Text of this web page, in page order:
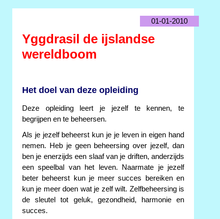
01-01-2010
Yggdrasil de ijslandse
wereldboom
Het doel van deze opleiding
Deze opleiding leert je jezelf te kennen, te
begrijpen en te beheersen.
Als je jezelf beheerst kun je je leven in eigen hand
nemen. Heb je geen beheersing over jezelf, dan
ben je enerzijds een slaaf van je driften, anderzijds
een speelbal van het leven. Naarmate je jezelf
beter beheerst kun je meer succes bereiken en
kun je meer doen wat je zelf wilt. Zelfbeheersing is
de sleutel tot geluk, gezondheid, harmonie en
succes.